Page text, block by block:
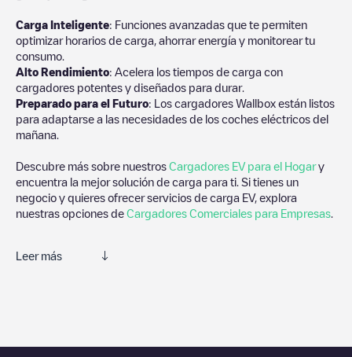
Carga Inteligente: Funciones avanzadas que te permiten
optimizar horarios de carga, ahorrar energía y monitorear tu
consumo.
Alto Rendimiento: Acelera los tiempos de carga con
cargadores potentes y diseñados para durar.
Preparado para el Futuro: Los cargadores Wallbox están listos
para adaptarse a las necesidades de los coches eléctricos del
mañana.
Descubre más sobre nuestros Cargadores EV para el Hogary
encuentra la mejor solución de carga para ti. Si tienes un
negocio y quieres ofrecer servicios de carga EV, explora
nuestras opciones de Cargadores Comerciales para Empresas
Leer más